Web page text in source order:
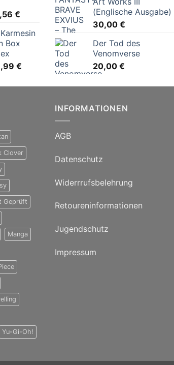
€
€Aktueller
ist:
21,56 €.
Box
€Aktueller
ist:
(Englische Ausgabe)
30,00 €
Der Tod des
Venomverse
20,00 €
Clover
Geprüft
Manga
Yu-Gi-Oh!
INFORMATIONEN
AGB
Datenschutz
Widerrrufsbelehrung
Retoureninformationen
Jugendschutz
Impressum